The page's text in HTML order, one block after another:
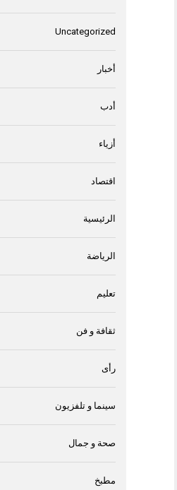
Uncategorized
أخبار
أدب
أزياء
اقتصاد
الرئيسية
الرياضة
تعليم
ثقافة و فن
رأى
سينما و تلفزيون
صحة و جمال
مطبخ